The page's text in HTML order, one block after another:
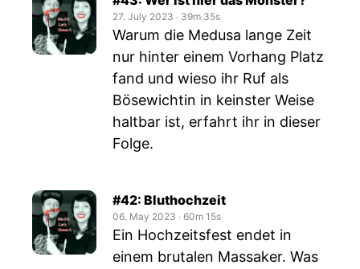
27. July 2023 ‧ 39m 35s
Warum die Medusa lange Zeit
nur hinter einem Vorhang Platz
fand und wieso ihr Ruf als
Bösewichtin in keinster Weise
haltbar ist, erfahrt ihr in dieser
Folge.
#42: Bluthochzeit
06. May 2023 ‧ 60m 15s
Ein Hochzeitsfest endet in
einem brutalen Massaker. Was